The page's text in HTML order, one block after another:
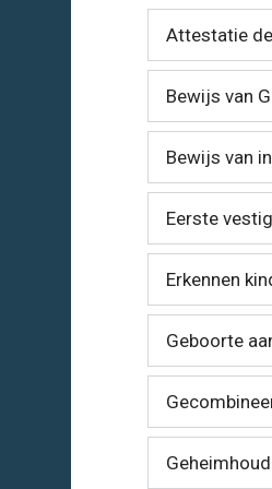
Attestatie
Bewijs van
Bewijs van
Eerste
Erkennen
Geboorte